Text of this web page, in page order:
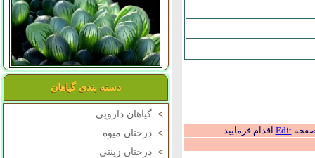
دسته بندی گیاهان
> گیاهان دارویی
> درختان میوه
> درختان زینتی
صفحهEdit اقدام فرمایید